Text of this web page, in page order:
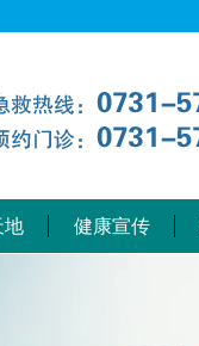
地 健康宣传